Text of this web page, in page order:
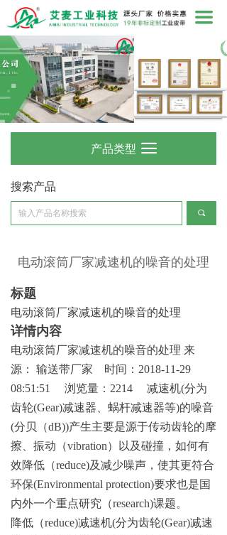
끀
产品类型 끀
搜索产品
끠
电动滚筒厂家减速机的噪音的处理
标题
电动滚筒厂家减速机的噪音的处理
详情内容
电动滚筒厂家减速机的噪音的处理 来
源 ： 输送带厂家 时间 ： 2018-11-29
08:51:51
浏览量 ： 2214 减速机(分为
齿轮(Gear)减速器、蜗杆减速器等)的噪音
(分贝 （dB))产生主要是源于传动齿轮的摩
擦、振动 （vibration）以及碰撞，如何有
效降低 （reduce)及减少噪声，使其更符合
环保(Environmental protection)要求也是国
内外一个重点研究 （research)课题。
降低 （reduce)减速机(分为齿轮(Gear)减速